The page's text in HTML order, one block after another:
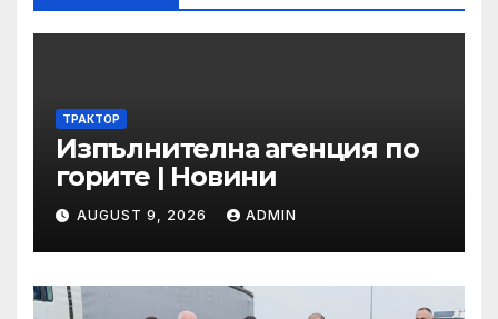
ТРАКТОР
Изпълнителна агенция по
горите | Новини
AUGUST 9, 2026 ADMIN